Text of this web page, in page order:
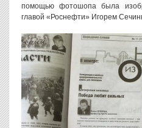
помощью фотошопа была
главой «Роснефти» Игорем